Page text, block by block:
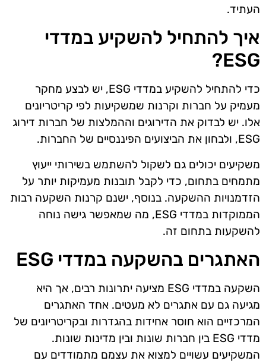
העתיד.
איך להתחיל להשקיע במדדי
ESG?
כדי להתחיל להשקיע במדדי ESG, יש לבצע מחקר
מעמיק על חברות וקרנות שמשקיעות לפי קריטריונים
אלו. יש לבדוק את הדירוגים וההמלצות של חברות דירוג
ESG, ולבחון את הביצועים הפיננסיים של החברות.
משקיעים יכולים גם לשקול להשתמש בשירותי ייעוץ
מתמחים בתחום, כדי לקבל תובנות מעמיקות יותר על
הזדמנויות ההשקעה. בנוסף, ישנם קרנות השקעה רבות
הממוקדות במדדי ESG, מה שמאפשר גישה נוחה
להשקעות בתחום זה.
האתגרים בהשקעה במדדי ESG
השקעה במדדי ESG מציעה יתרונות רבים, אך היא
מגיעה גם עם אתגרים לא מעטים. אחד האתגרים
המרכזיים הוא חוסר אחידות בהגדרות ובקריטריונים של
מדדי ESG בין חברות שונות ובין מדינות שונות.
המשקיעים עשויים למצוא את עצמם מתמודדים עם